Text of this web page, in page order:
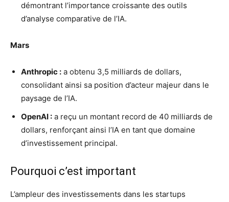
démontrant l’importance croissante des outils
d’analyse comparative de l’IA.
Mars
Anthropic : a obtenu 3,5 milliards de dollars,
consolidant ainsi sa position d’acteur majeur dans le
paysage de l’IA.
OpenAI : a reçu un montant record de 40 milliards de
dollars, renforçant ainsi l’IA en tant que domaine
d’investissement principal.
Pourquoi c’est important
L’ampleur des investissements dans les startups